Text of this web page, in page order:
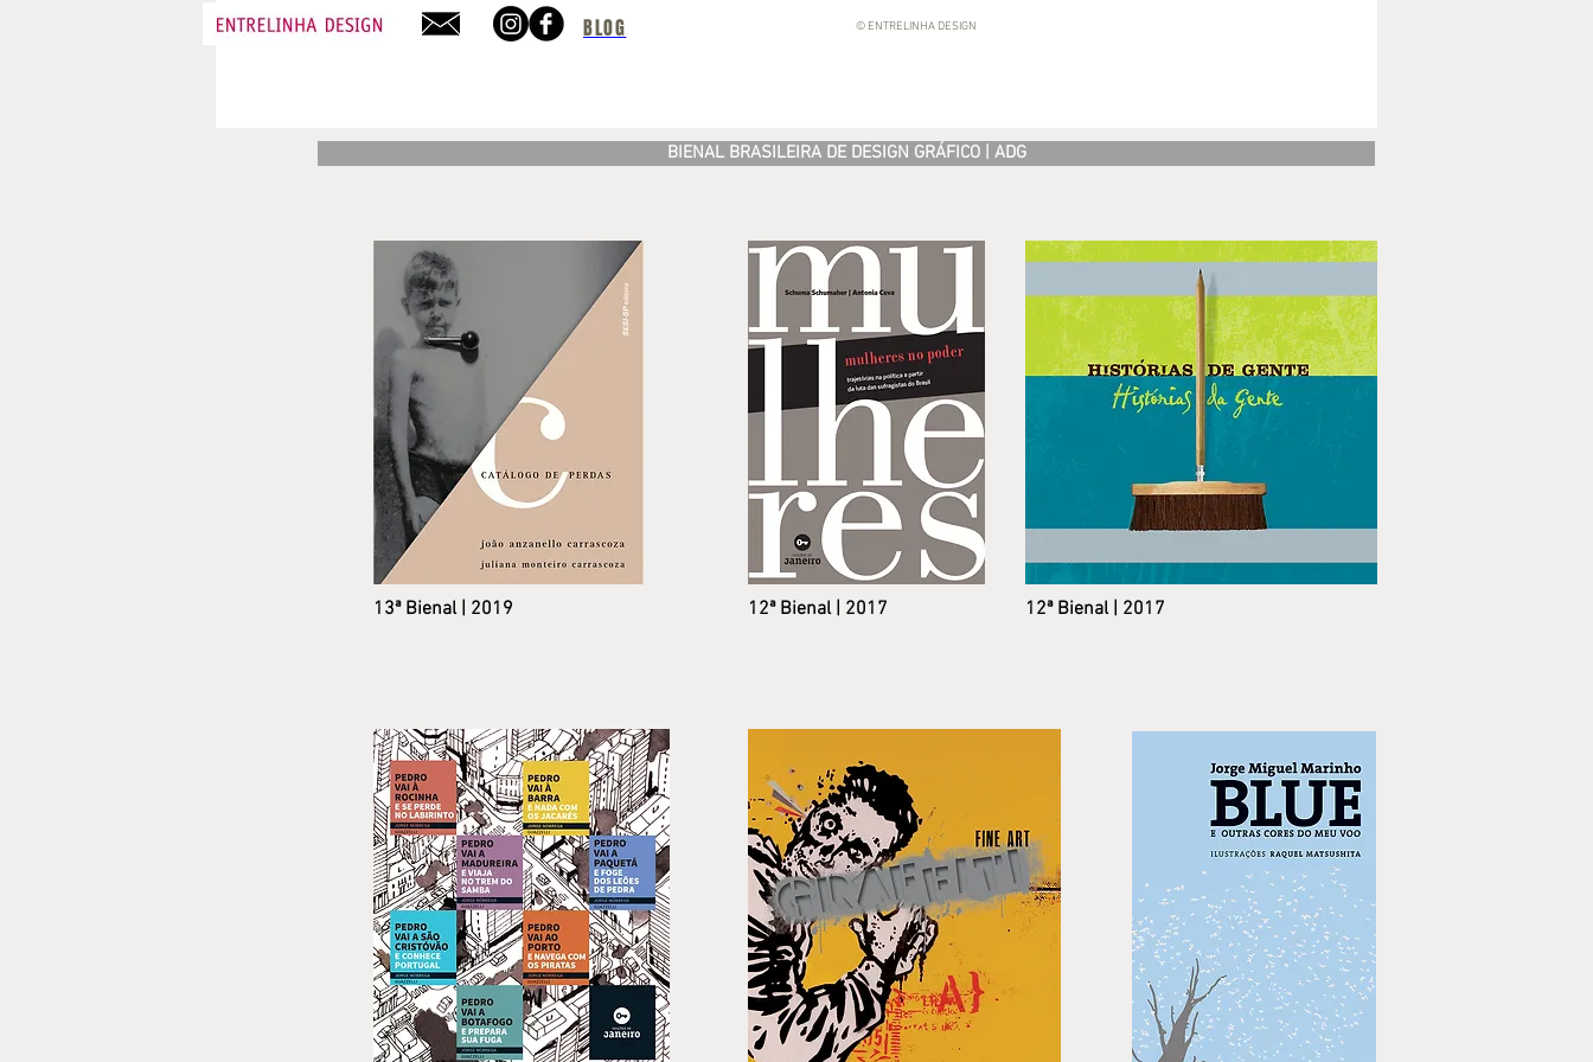
BLOG © ENTRELINHA DESIGN
BIENAL BRASILEIRA DE DESIGN GRÁFICO | ADG
13ª Bienal | 2019 12ª Bienal | 2017 12ª Bienal | 2017